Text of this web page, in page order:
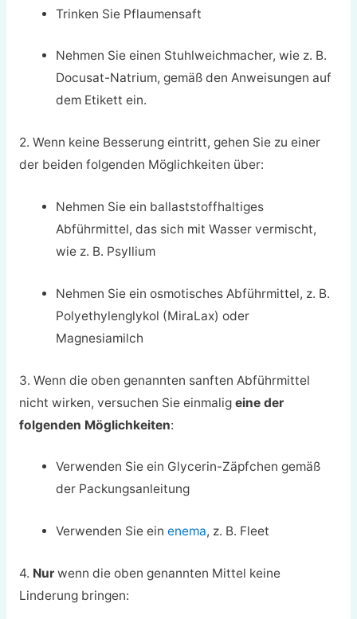
Trinken Sie Pflaumensaft
Nehmen Sie einen Stuhlweichmacher, wie z. B.
Docusat-Natrium, gemäß den Anweisungen auf
dem Etikett ein.
2. Wenn keine Besserung eintritt, gehen Sie zu einer
der beiden folgenden Möglichkeiten über:
Nehmen Sie ein ballaststoffhaltiges
Abführmittel, das sich mit Wasser vermischt,
wie z. B. Psyllium
Nehmen Sie ein osmotisches Abführmittel, z. B.
Polyethylenglykol (MiraLax) oder
Magnesiamilch
3. Wenn die oben genannten sanften Abführmittel
nicht wirken, versuchen Sie einmalig eine der
folgenden Möglichkeiten:
Verwenden Sie ein Glycerin-Zäpfchen gemäß
der Packungsanleitung
Verwenden Sie einenema, z. B. Fleet
4. Nurwenn die oben genannten Mittel keine
Linderung bringen: